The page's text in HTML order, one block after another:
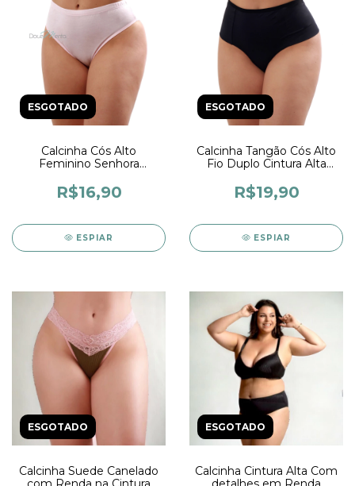
ESGOTADO
Calcinha Cós Alto
Feminino Senhora
Confortável Cintura Alta
Lingerie Feminina
R$16,90
ESPIAR
ESGOTADO
Calcinha Tangão Cós Alto
Fio Duplo Cintura Alta
R$19,90
ESPIAR
ESGOTADO
Calcinha Suede Canelado
ESGOTADO
Calcinha Cintura Alta Com